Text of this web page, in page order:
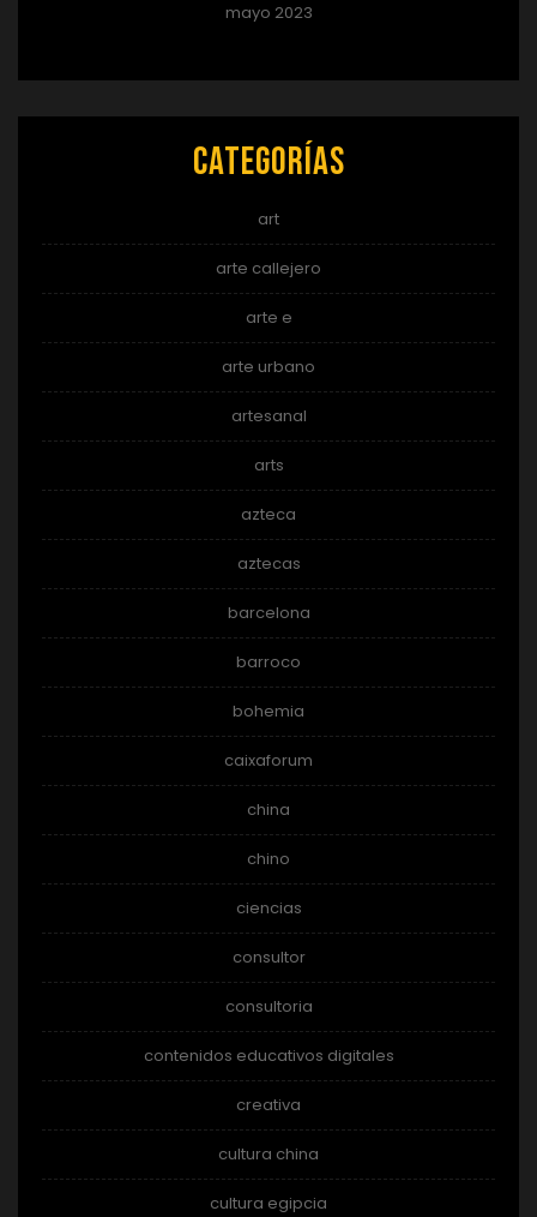
mayo 2023
Categorías
art
arte callejero
arte e
arte urbano
artesanal
arts
azteca
aztecas
barcelona
barroco
bohemia
caixaforum
china
chino
ciencias
consultor
consultoria
contenidos educativos digitales
creativa
cultura china
cultura egipcia